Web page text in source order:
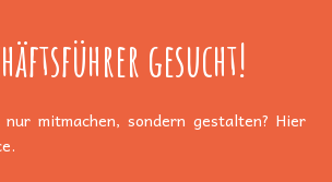
gesucht!
mitmachen, sondern gestalten? Hier